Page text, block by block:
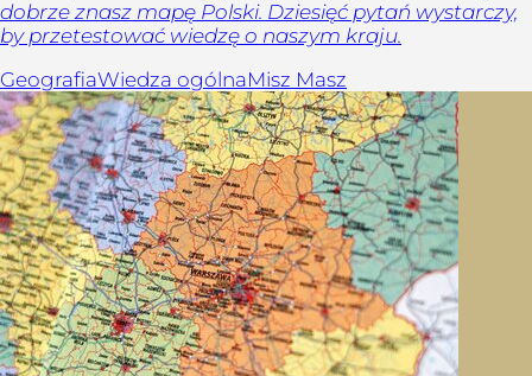
dobrze znasz mapę Polski. Dziesięć pytań wystarczy,
by przetestować wiedzę o naszym kraju.
GeografiaWiedza ogólnaMisz Masz